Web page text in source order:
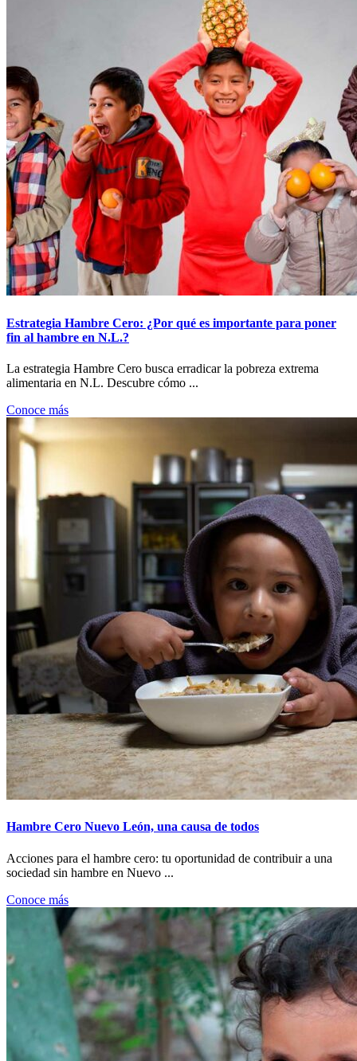
Estrategia Hambre Cero: ¿Por qué es importante para poner
fin al hambre en N.L.?
La estrategia Hambre Cero busca erradicar la pobreza extrema
alimentaria en N.L. Descubre cómo ...
Conoce más
Hambre Cero Nuevo León, una causa de todos
Acciones para el hambre cero: tu oportunidad de contribuir a una
sociedad sin hambre en Nuevo ...
Conoce más